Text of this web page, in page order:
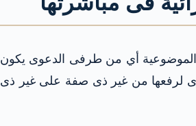
الموضوعية أي من طرفى الدعوى يكون
لرفعها من غير ذى صفة على غير ذى